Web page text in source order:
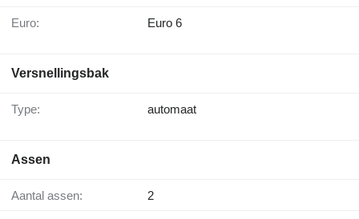
Euro: Euro 6
Versnellingsbak
Type: automaat
Assen
Aantal assen: 2